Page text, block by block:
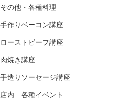
その他・各種料理
手作りベーコン講座
ローストビーフ講座
肉焼き講座
手造りソーセージ講座
店内 各種イベント